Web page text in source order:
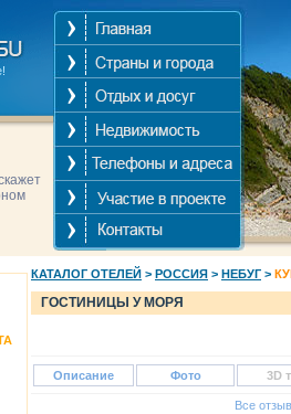
КАТАЛОГ ОТЕЛЕЙ > РОССИЯ > НЕБУГ >
ГОСТИНИЦЫ У МОРЯ
Описание Фото 3D
Все